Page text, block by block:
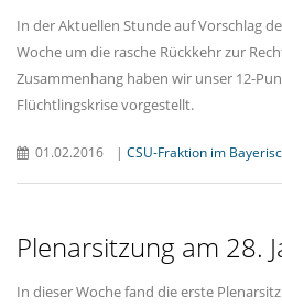
In der Aktuellen Stunde auf Vorschlag
Woche um die rasche Rückkehr zur
Zusammenhang haben wir unser 12-
Flüchtlingskrise vorgestellt.
01.02.2016 | CSU-Fraktion im
Plenarsitzung am 28.
In dieser Woche fand die erste